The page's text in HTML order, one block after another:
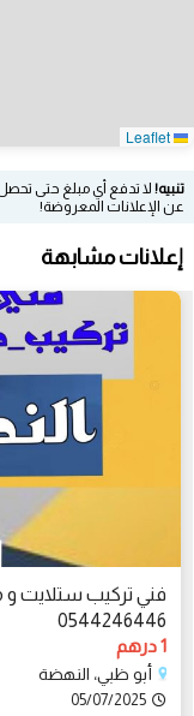
تنبيه! لا تدفع أي مبلغ حتى
عن الإعلانات المعروضة!
إعلانات مشابهة
فني تركيب ستلايت و
0544246446
1 درهم
أبو ظبي، النهضة
05/07/2025